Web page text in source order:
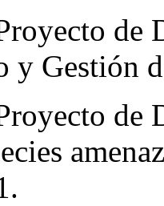
de
y Gestión
de